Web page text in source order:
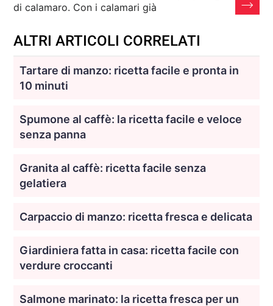
di calamaro. Con i calamari già
ALTRI ARTICOLI CORRELATI
Tartare di manzo: ricetta facile e pronta in
10 minuti
Spumone al caffè: la ricetta facile e veloce
senza panna
Granita al caffè: ricetta facile senza
gelatiera
Carpaccio di manzo: ricetta fresca e delicata
Giardiniera fatta in casa: ricetta facile con
verdure croccanti
Salmone marinato: la ricetta fresca per un